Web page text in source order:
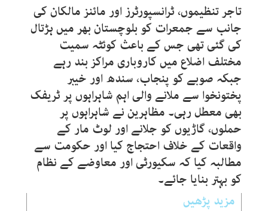
تاجر تنظیموں، ٹرانسپورٹرز اور مائنز مالکان کی
جانب سے جمعرات کو بلوچستان بھر میں ہڑتال
کی گئی تھی جس کے باعث کوئٹہ سمیت
مختلف اضلاع میں کاروباری مراکز بند رہے
جبکہ صوبے کو پنجاب، سندھ اور خیبر
پختونخوا سے ملانے والی اہم شاہراہوں پر ٹریفک
بھی معطل رہی۔ مظاہرین نے شاہراہوں پر
حملوں، گاڑیوں کو جلانے اور لوٹ مار کے
واقعات کے خلاف احتجاج کیا اور حکومت سے
مطالبہ کیا کہ سکیورٹی اور معاوضے کے نظام
کو بہتر بنایا جائے۔
مزید پڑھیں